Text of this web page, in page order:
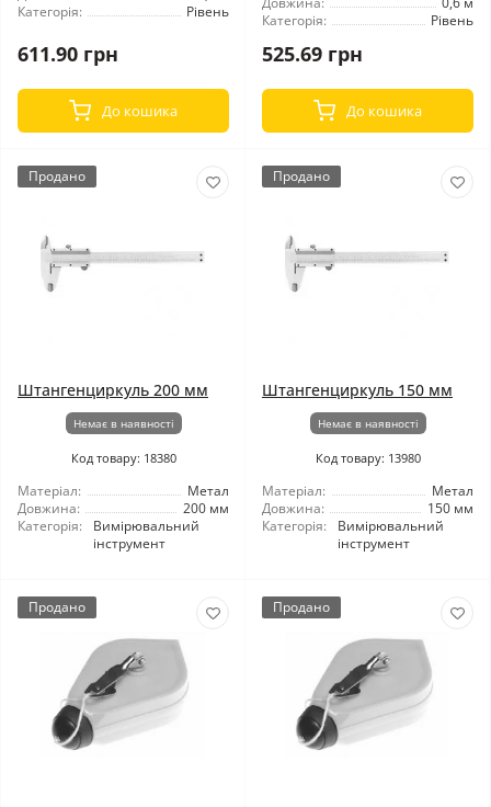
Категорія:
Рівень
611.90 грн
До кошика
Категорія:
Рівень
525.69 грн
До кошика
Продано
Штангенциркуль 200 мм
Немає в наявності
Код товару: 18380
Матеріал:
Метал
Довжина:
200 мм
Категорія:
Вимірювальний
інструмент
Продано
Штангенциркуль 150 мм
Немає в наявності
Код товару: 13980
Матеріал:
Метал
Довжина:
150 мм
Категорія:
Вимірювальний
інструмент
Продано Продано